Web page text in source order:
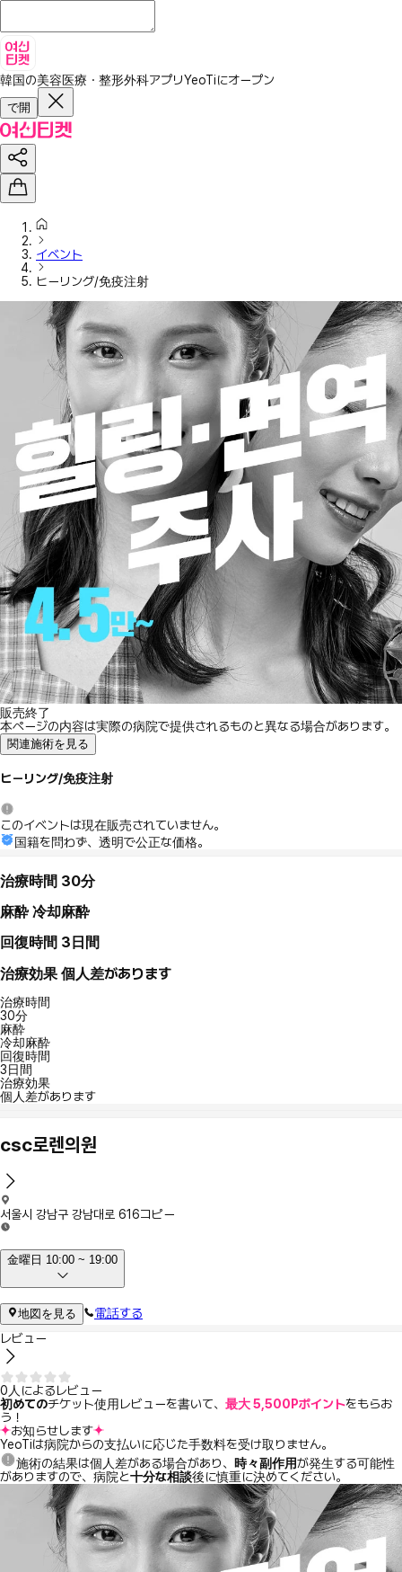
韓国の美容医療・整形外科アプリYeoTiにオープン
で開
イベント
ヒーリング/免疫注射
販売終了
本ページの内容は実際の病院で提供されるものと異なる場合があります。
関連施術を見る
ヒーリング/免疫注射
このイベントは現在販売されていません。
国籍を問わず、透明で公正な価格。
治療時間 30分
麻酔 冷却麻酔
回復時間 3日間
治療効果 個人差があります
治療時間
30分
麻酔
冷却麻酔
回復時間
3日間
治療効果
個人差があります
csc로렌의원
서울시 강남구 강남대로 616コピー
金曜日 10:00 ~ 19:00
地図を見る
電話する
レビュー
0人によるレビュー
初めてのチケット使用レビューを書いて、 最大 5,500Pポイントをもらお
う！
お知らせします
YeoTiは病院からの支払いに応じた手数料を受け取りません。
施術の結果は個人差がある場合があり、 時々副作用が発生する可能性
がありますので、病院と十分な相談後に慎重に決めてください。